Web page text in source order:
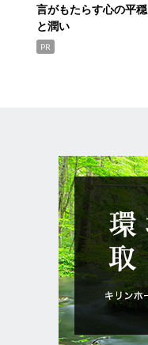
言がもたらす心の平穏
と潤い
PR